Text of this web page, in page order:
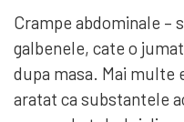
Crampe abdominale –
galbenele, cate o
dupa masa. Mai multe
aratat ca substantele